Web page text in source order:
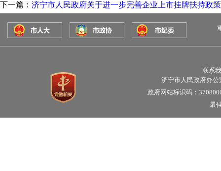
下一篇： 济宁市人民政府关于进一步完善企业上市挂牌扶持政
联系
济宁市人民政府办
政府网站标识码：
最